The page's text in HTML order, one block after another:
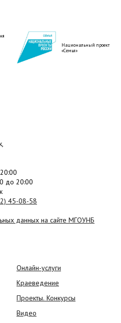
Национальный проект
«Семья»
до 20:00
45-08-58
данных на сайте МГОУНБ
Онлайн-услуги
Краеведение
Проекты. Конкурсы
Видео